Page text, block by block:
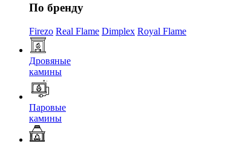
По бренду
Firezo Real Flame Dimplex Royal Flame
Дровяные
камины
Паровые
камины